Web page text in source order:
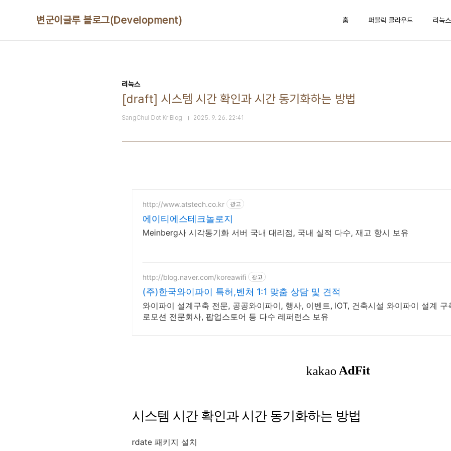
변군이글루 블로그(Development) 홈 퍼블릭 클라우드 리눅스
리눅스
[draft] 시스템 시간 확인과 시간 동기화하는 방법
SangChul Dot Kr Blog 2025. 9. 26. 22:41
http://www.atstech.co.kr 광고
에이티에스테크놀로지
Meinberg사 시각동기화 서버 국내 대리점, 국내 실적 다수, 재고 항시 보유
http://blog.naver.com/koreawifi 광고
(주)한국와이파이 특허,벤처 1:1 맞춤 상담 및 견적
와이파이 설계구축 전문, 공공와이파이, 행사, 이벤트, IOT, 건축시설 와이파이 설계 구
로모션 전문회사, 팝업스토어 등 다수 레퍼런스 보유
시스템 시간 확인과 시간 동기화하는 방법
rdate 패키지 설치